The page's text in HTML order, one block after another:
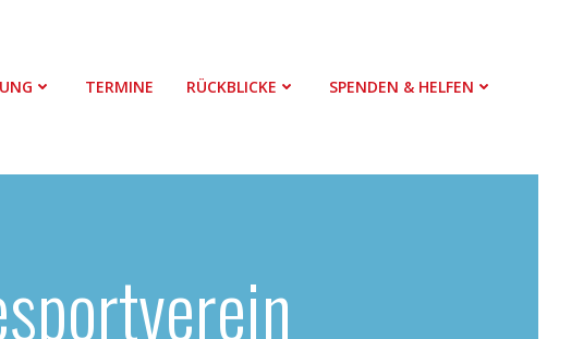
TERMINE RÜCKBLICKE SPENDEN & HELFEN